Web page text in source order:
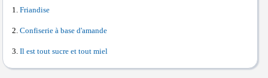
Friandise
Confiserie à base d'amande
Il est tout sucre et tout miel